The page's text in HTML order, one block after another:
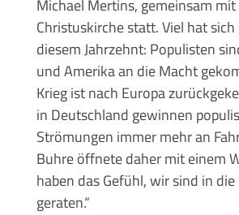
Michael Mertins, gemeinsam
Christuskirche statt. Viel hat
diesem Jahrzehnt: Populisten
und Amerika an die Macht
Krieg ist nach Europa
in Deutschland gewinnen
Strömungen immer mehr an
Buhre öffnete daher mit einem
haben das Gefühl, wir sind in
geraten.“